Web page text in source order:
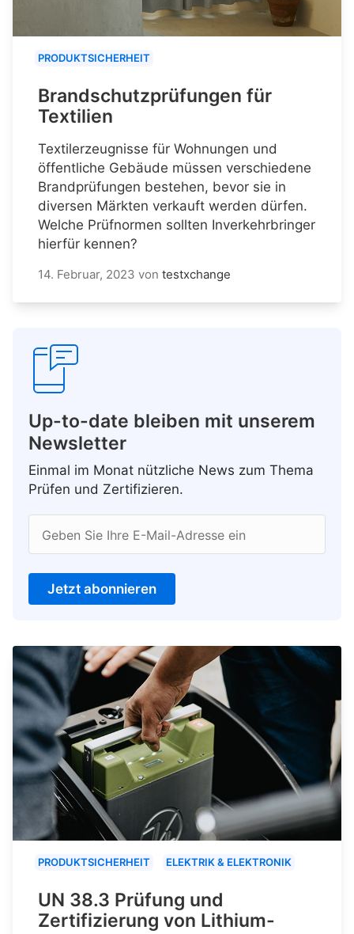
PRODUKTSICHERHEIT
Brandschutzprüfungen für
Textilien
Textilerzeugnisse für Wohnungen und
öffentliche Gebäude müssen verschiedene
Brandprüfungen bestehen, bevor sie in
diversen Märkten verkauft werden dürfen.
Welche Prüfnormen sollten Inverkehrbringer
hierfür kennen?
14. Februar, 2023 von testxchange
Up-to-date bleiben mit unserem
Newsletter
Einmal im Monat nützliche News zum Thema
Prüfen und Zertifizieren.
Geben Sie Ihre E-Mail-Adresse ein
Jetzt abonnieren
PRODUKTSICHERHEIT ELEKTRIK & ELEKTRONIK
UN 38.3 Prüfung und
Zertifizierung von Lithium-